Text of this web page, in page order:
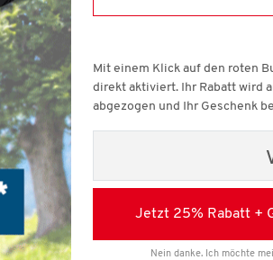
(2)
(2)
(2)
(2)
Benetton
(1)
Cuttello
(1)
Red Bull Spect
(1)
Reusch
(2)
Rodh
(2)
-55
Mit einem Klick auf den roten
direkt aktiviert. Ihr Rabatt wird
abgezogen und Ihr Geschenk
Jetzt 25% Rabatt +
Nein danke. Ich möchte